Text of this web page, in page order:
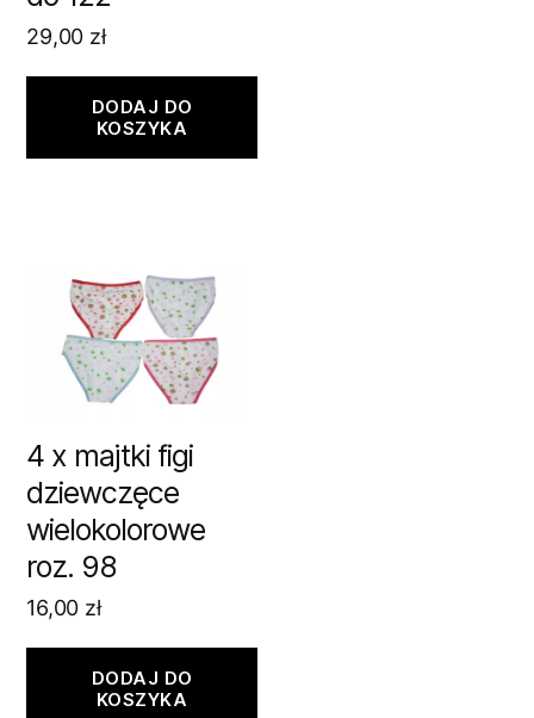
29,00 zł
DODAJ DO
KOSZYKA
4 x majtki figi
dziewczęce
wielokolorowe
roz. 98
16,00 zł
DODAJ DO
KOSZYKA